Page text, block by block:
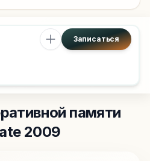
Записаться
памяти
2009